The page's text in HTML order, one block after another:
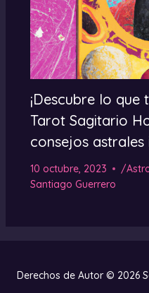
¡Descubre lo que
Tarot Sagitario
consejos astrales
10 octubre, 2023 /
Santiago Guerrero
Derechos de Autor © 2026